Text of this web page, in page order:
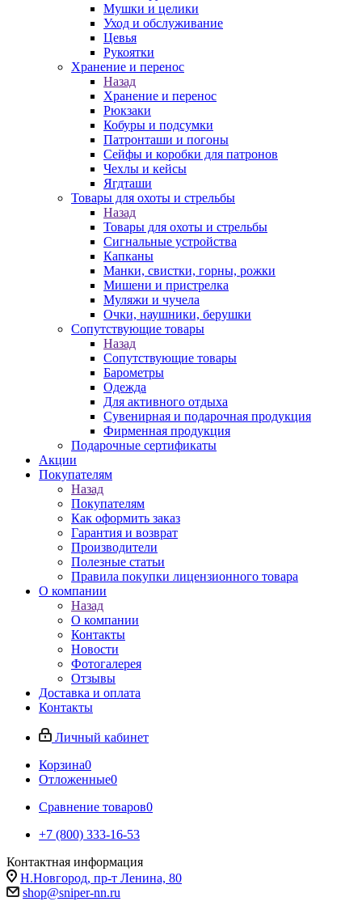
Мушки и целики
Уход и обслуживание
Цевья
Рукоятки
Хранение и перенос
Назад
Хранение и перенос
Рюкзаки
Кобуры и подсумки
Патронташи и погоны
Сейфы и коробки для патронов
Чехлы и кейсы
Ягдташи
Товары для охоты и стрельбы
Назад
Товары для охоты и стрельбы
Сигнальные устройства
Капканы
Манки, свистки, горны, рожки
Мишени и пристрелка
Муляжи и чучела
Очки, наушники, берушки
Сопутствующие товары
Назад
Сопутствующие товары
Барометры
Одежда
Для активного отдыха
Сувенирная и подарочная продукция
Фирменная продукция
Подарочные сертификаты
Акции
Покупателям
Назад
Покупателям
Как оформить заказ
Гарантия и возврат
Производители
Полезные статьи
Правила покупки лицензионного товара
О компании
Назад
О компании
Контакты
Новости
Фотогалерея
Отзывы
Доставка и оплата
Контакты
Личный кабинет
Корзина0
Отложенные0
Сравнение товаров0
+7 (800) 333-16-53
Контактная информация
Н.Новгород, пр-т Ленина, 80
shop@sniper-nn.ru